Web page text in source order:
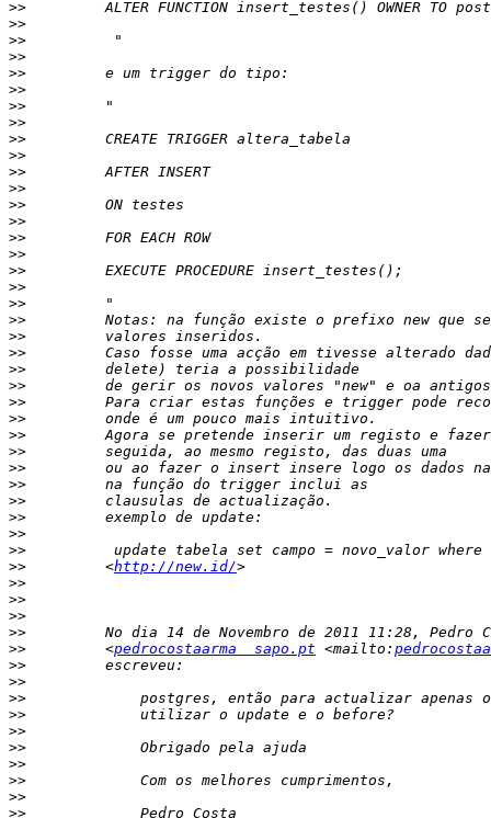
>>
>>
>>
>>
>>
>>
>>
>>
>>
>>
>>
>>
>>
>>
>>
>>
>>
>>
>>
>>
>>
>>
>>
>>
>>
>>
>>
>>
>>
>>
>>
>>
>>
>>
>>
         <
http://new.id/
>>
>>
>>
>>
>>
         <
pedrocostaarma  sapo.pt <mailto:
>>
>>
>>
>>
>>
>>
>>
>>
>>
>>